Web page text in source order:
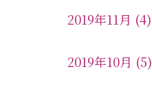
2019年11月 (4)
2019年10月 (5)